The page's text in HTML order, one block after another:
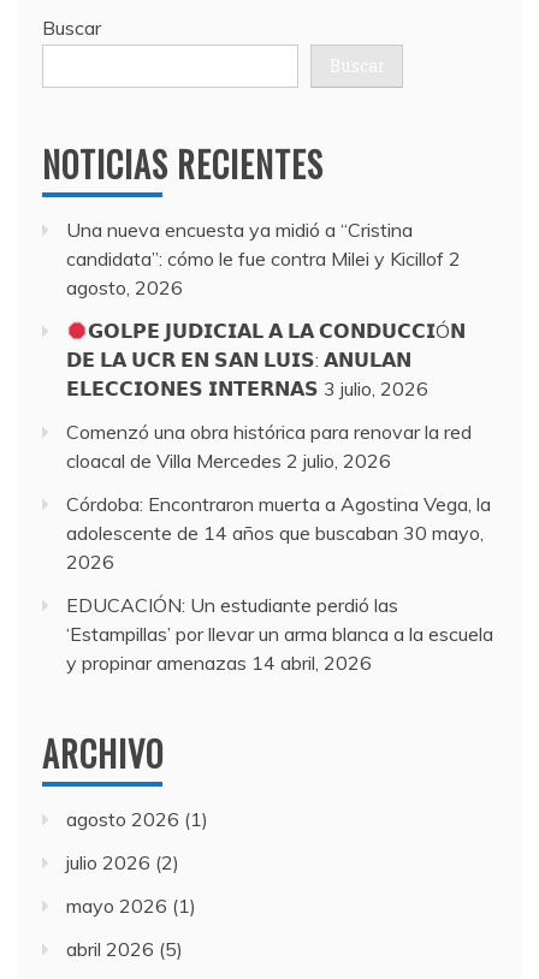
Buscar
Buscar
NOTICIAS RECIENTES
Una nueva encuesta ya midió a “Cristina
candidata”: cómo le fue contra Milei y Kicillof 2
agosto, 2026
𝗚𝗢𝗟𝗣𝗘 𝗝𝗨𝗗𝗜𝗖𝗜𝗔𝗟 𝗔 𝗟𝗔 𝗖𝗢𝗡𝗗𝗨𝗖𝗖𝗜Ó𝗡
𝗗𝗘 𝗟𝗔 𝗨𝗖𝗥 𝗘𝗡 𝗦𝗔𝗡 𝗟𝗨𝗜𝗦: 𝗔𝗡𝗨𝗟𝗔𝗡
𝗘𝗟𝗘𝗖𝗖𝗜𝗢𝗡𝗘𝗦 𝗜𝗡𝗧𝗘𝗥𝗡𝗔𝗦 3 julio, 2026
Comenzó una obra histórica para renovar la red
cloacal de Villa Mercedes 2 julio, 2026
Córdoba: Encontraron muerta a Agostina Vega, la
adolescente de 14 años que buscaban 30 mayo,
2026
EDUCACIÓN: Un estudiante perdió las
‘Estampillas’ por llevar un arma blanca a la escuela
y propinar amenazas 14 abril, 2026
ARCHIVO
agosto 2026 (1)
julio 2026 (2)
mayo 2026 (1)
abril 2026 (5)